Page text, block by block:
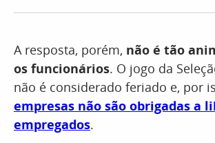
A resposta, porém, não é tão
os funcionários. O jogo da
não é considerado feriado e, por
empresas não são obrigadas a
empregados.